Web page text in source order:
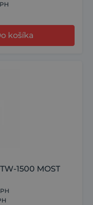
košíka
1500 MOST